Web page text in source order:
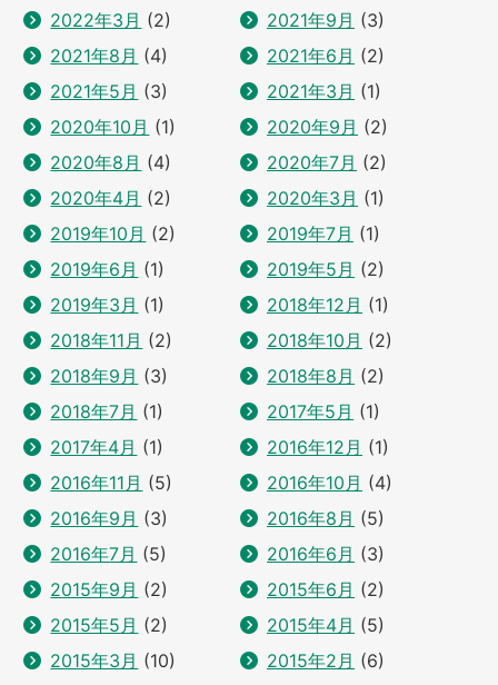
2022年3月 (2) 2021年9月 (3)
2021年8月 (4) 2021年6月 (2)
2021年5月 (3) 2021年3月 (1)
2020年10月 (1) 2020年9月 (2)
2020年8月 (4) 2020年7月 (2)
2020年4月 (2) 2020年3月 (1)
2019年10月 (2) 2019年7月 (1)
2019年6月 (1) 2019年5月 (2)
2019年3月 (1) 2018年12月 (1)
2018年11月 (2) 2018年10月 (2)
2018年9月 (3) 2018年8月 (2)
2018年7月 (1) 2017年5月 (1)
2017年4月 (1) 2016年12月 (1)
2016年11月 (5) 2016年10月 (4)
2016年9月 (3) 2016年8月 (5)
2016年7月 (5) 2016年6月 (3)
2015年9月 (2) 2015年6月 (2)
2015年5月 (2) 2015年4月 (5)
2015年3月 (10) 2015年2月 (6)